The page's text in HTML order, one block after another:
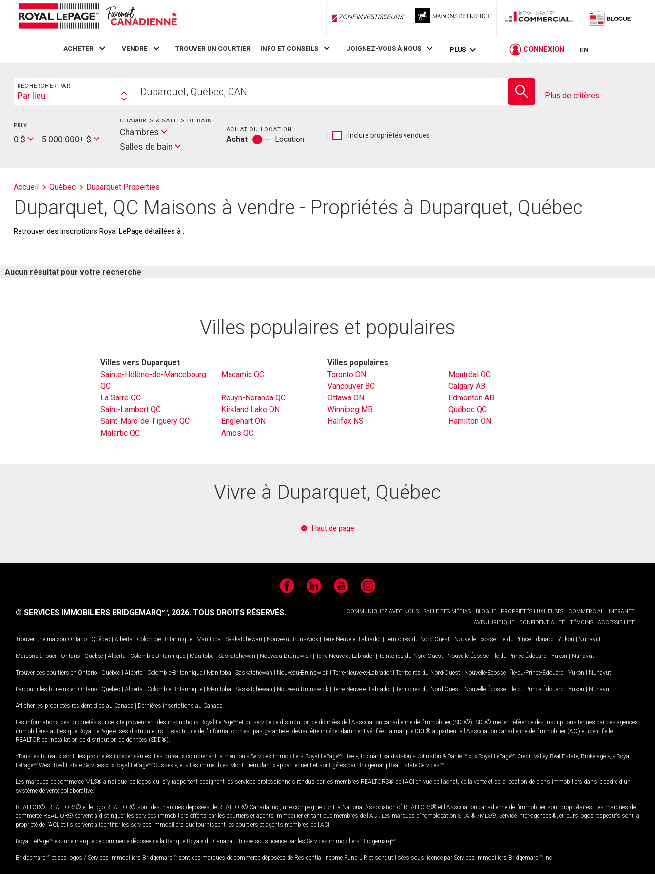
ZoneInvestisseurs RLP
ACHETER VENDRE TROUVER UN COURTIER INFO ET CONSEILS JOIGNEZ-VOUS À NOUS PLUS CONNEXION EN
Rechercher
RECHERCHER PAR
Search
Par lieu
votre
Plus de critères
PRIX
Price
0 $
Max
5 000 000+ $
CHAMBRES & SALLES DE BAIN
Chambres
bain
Salles de bain
ACHAT OU LOCATION
Achat
Achat
Location
Afficher
d'inscriptions
Inclure propriétés vendues
Accueil Québec Duparquet Properties
Duparquet, QC Maisons à vendre - Propriétés à Duparquet, Québec
Retrouver des inscriptions Royal LePage détaillées à .
Aucun résultat pour votre recherche
Villes populaires et populaires
Villes vers Duparquet
Sainte-Hélène-de-Mancebourg
QC
Macamic QC
La Sarre QC
Rouyn-Noranda QC
Saint-Lambert QC
Kirkland Lake ON
Saint-Marc-de-Figuery QC
Englehart ON
Malartic QC
Amos QC
Villes populaires
Toronto ON
Montréal QC
Vancouver BC
Calgary AB
Ottawa ON
Edmonton AB
Winnipeg MB
Québec QC
Halifax NS
Hamilton ON
Vivre à Duparquet, Québec
Haut de page
FacebookLinkedIn YouTubeInstagram
COMMUNIQUEZ AVEC NOUS SALLE DES MÉDIAS BLOGUE PROPRIÉTÉS LUXUEUSES COMMERCIAL
INTRANET
AVIS JURIDIQUE
CONFIDENTIALITÉ TÉMOINS ACCESSIBILITÉ
© SERVICES IMMOBILIERS BRIDGEMARQMD, 2026. TOUS DROITS RÉSERVÉS.
Trouver une maison Ontario Québec Alberta Colombie-Britannique Manitoba Saskatchewan Nouveau-Brunswick Terre-Neuve-et-Labrador Territoires du Nord-Ouest Nouvelle-Écosse Île-du-Prince-Édouard Yukon Nunavut.
Maisons à louer - Ontario Québec Alberta Colombie-Britannique Manitoba Saskatchewan Nouveau-Brunswick Terre-Neuve-et-Labrador Territoires du Nord-Ouest Nouvelle-Écosse Île-du-Prince-Édouard Yukon Nunavut.
Trouver des courtiers en Ontario Québec Alberta Colombie-Britannique Manitoba Saskatchewan Nouveau-Brunswick Terre-Neuve-et-Labrador Territoires du Nord-Ouest Nouvelle-Écosse Île-du-Prince-Édouard Yukon Nunavut
Parcourir les bureaux en Ontario Québec Alberta Colombie-Britannique Manitoba Saskatchewan Nouveau-Brunswick Terre-Neuve-et-Labrador Territoires du Nord-Ouest Nouvelle-Écosse Île-du-Prince-Édouard Yukon Nunavut
Afficher les propriétés résidentielles au Canada Dernières inscriptions au Canada
Les informations des propriétés sur ce site proviennent des inscriptions Royal LePageMD et du service de distribution de données de l'Association canadienne de l’immobilier (SDD®). SDD® met en référence des inscriptions tenues par des agences
immobilières autres que Royal LePage et ses distributeurs. L'exactitude de l'information n'est pas garantie et devrait être indépendamment vérifiée. La marque DDF® appartient à l'Association canadienne de l’immobilier (ACI) et identifie le
REALTOR.ca Installation de distribution de données (SDD®).
*Tous les bureaux sont des propriétés indépendantes. Les bureaux comprenant la mention « Services immobiliers Royal LePageMD Ltée », incluant sa division « Johnston & Daniel MD », « Royal LePageMD Credit Valley Real Estate, Brokerage », « Royal
LePageMD West Real Estate Services », « Royal LePageMD Sussex », et « Les immeubles Mont-Tremblant » appartiennent et sont gérés par Bridgemarq Real Estate ServicesMD.
Les marques de commerce MLS® ainsi que les logos qui s'y rapportent désignent les services professionnels rendus par les membres REALTORS® de l'ACI en vue de l'achat, de la vente et de la location de biens immobiliers dans le cadre d'un
système de vente collaborative.
REALTOR®, REALTORS® et le logo REALTOR® sont des marques déposées de REALTOR® Canada Inc., une compagnie dont la National Association of REALTORS® et l'Association canadienne de l’immobilier sont propriétaires. Les marques de
commerce REALTOR® servent à distinguer les services immobiliers offerts par les courtiers et agents immobilier en tant que membres de l'ACI. Les marques d'homologation S.I.A.® /MLS®, Service inter-agences®, et leurs logos respectifs sont la
propriété de l'ACI, et ils servent à identifier les services immobiliers que fournissent les courtiers et agents membres de l'ACI.
Royal LePageMD est une marque de commerce déposée de la Banque Royale du Canada, utilisée sous licence par les Services immobiliers BridgemarqMD.
BridgemarqMD et ses logos / Services immobiliers BridgemarqMD sont des marques de commerce déposées de Residential Income Fund L.P. et sont utilisées sous licence par Services immobiliers BridgemarqMD Inc.